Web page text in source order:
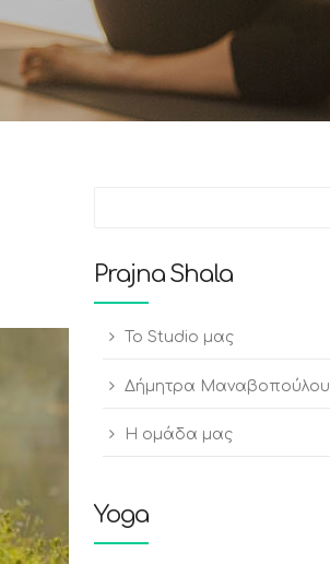
Prajna Shala
To Studio μας
Δήμητρα Μαναβοπούλου
Η ομάδα μας
Yoga